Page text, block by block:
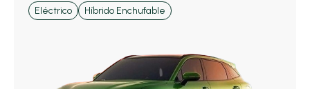
Eléctrico Híbrido Enchufable